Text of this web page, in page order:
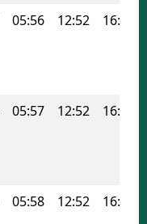
05:56 12:52 16:36
05:57 12:52 16:36
05:58 12:52 16:35